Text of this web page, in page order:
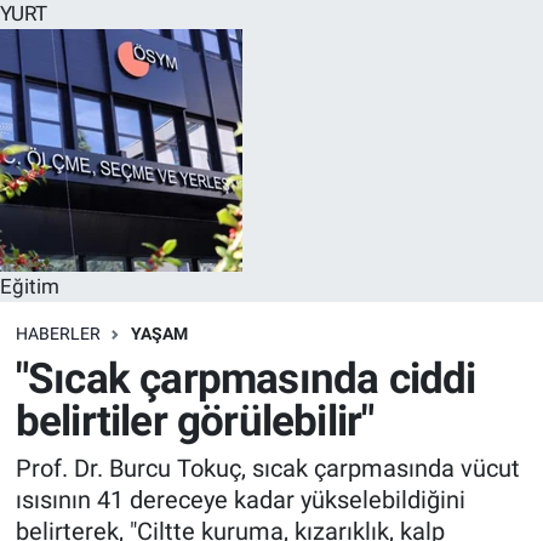
YURT
Eğitim
HABERLER YAŞAM
"Sıcak çarpmasında ciddi
belirtiler görülebilir"
Prof. Dr. Burcu Tokuç, sıcak çarpmasında vücut
ısısının 41 dereceye kadar yükselebildiğini
belirterek, "Ciltte kuruma, kızarıklık, kalp